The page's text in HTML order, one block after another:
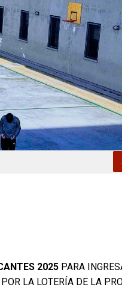
2025 PARA
LA LOTERÍA DE LA